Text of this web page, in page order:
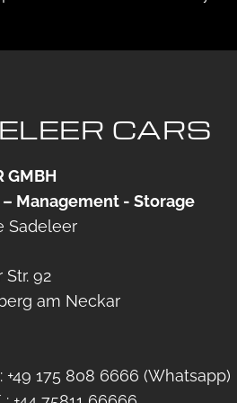
CARS
GMBH
Management - Storage
Sadeleer
92
am Neckar
+49 175 808 6666 (Whatsapp)